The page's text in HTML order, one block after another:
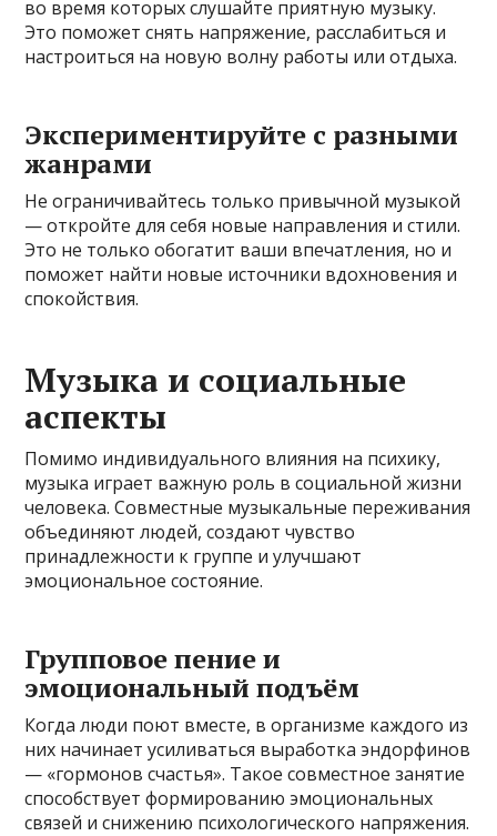
во время которых слушайте приятную музыку.
Это поможет снять напряжение, расслабиться и
настроиться на новую волну работы или отдыха.
Экспериментируйте с разными
жанрами
Не ограничивайтесь только привычной музыкой
— откройте для себя новые направления и стили.
Это не только обогатит ваши впечатления, но и
поможет найти новые источники вдохновения и
спокойствия.
Музыка и социальные
аспекты
Помимо индивидуального влияния на психику,
музыка играет важную роль в социальной жизни
человека. Совместные музыкальные переживания
объединяют людей, создают чувство
принадлежности к группе и улучшают
эмоциональное состояние.
Групповое пение и
эмоциональный подъём
Когда люди поют вместе, в организме каждого из
них начинает усиливаться выработка эндорфинов
— «гормонов счастья». Такое совместное занятие
способствует формированию эмоциональных
связей и снижению психологического напряжения.